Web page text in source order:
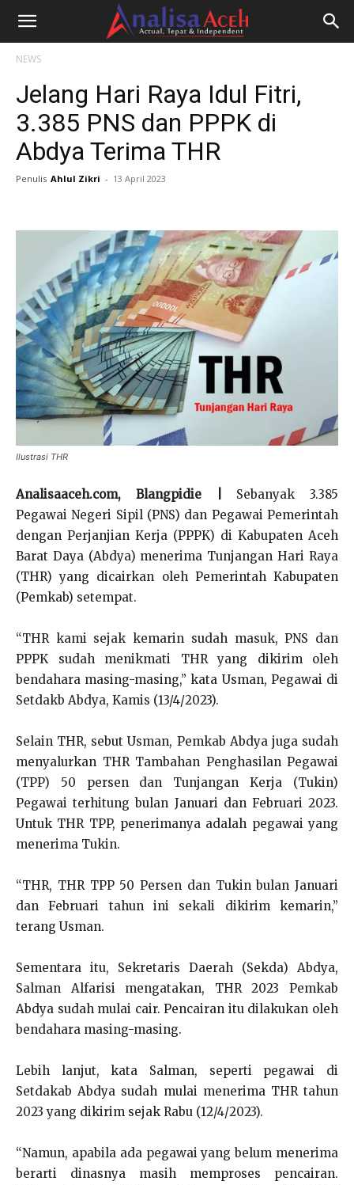
NEWS
Jelang Hari Raya Idul Fitri,
3.385 PNS dan PPPK di
Abdya Terima THR
Penulis Ahlul Zikri - 13 April 2023
Ilustrasi THR
Analisaaceh.com, Blangpidie |
Sebanyak 3.385
Pegawai Negeri Sipil (PNS) dan Pegawai Pemerintah
dengan Perjanjian Kerja (PPPK) di Kabupaten Aceh
Barat Daya (Abdya) menerima Tunjangan Hari Raya
(THR) yang dicairkan oleh Pemerintah Kabupaten
(Pemkab) setempat.
“THR kami sejak kemarin sudah masuk, PNS dan
PPPK sudah menikmati THR yang dikirim oleh
bendahara masing-masing,” kata Usman, Pegawai di
Setdakb Abdya, Kamis (13/4/2023).
Selain THR, sebut Usman, Pemkab Abdya juga sudah
menyalurkan THR Tambahan Penghasilan Pegawai
(TPP) 50 persen dan Tunjangan Kerja (Tukin)
Pegawai terhitung bulan Januari dan Februari 2023.
Untuk THR TPP, penerimanya adalah pegawai yang
menerima Tukin.
“THR, THR TPP 50 Persen dan Tukin bulan Januari
dan Februari tahun ini sekali dikirim kemarin,”
terang Usman.
Sementara itu, Sekretaris Daerah (Sekda) Abdya,
Salman Alfarisi mengatakan, THR 2023 Pemkab
Abdya sudah mulai cair. Pencairan itu dilakukan oleh
bendahara masing-masing.
Lebih lanjut, kata Salman, seperti pegawai di
Setdakab Abdya sudah mulai menerima THR tahun
2023 yang dikirim sejak Rabu (12/4/2023).
“Namun, apabila ada pegawai yang belum menerima
berarti dinasnya masih memproses pencairan.